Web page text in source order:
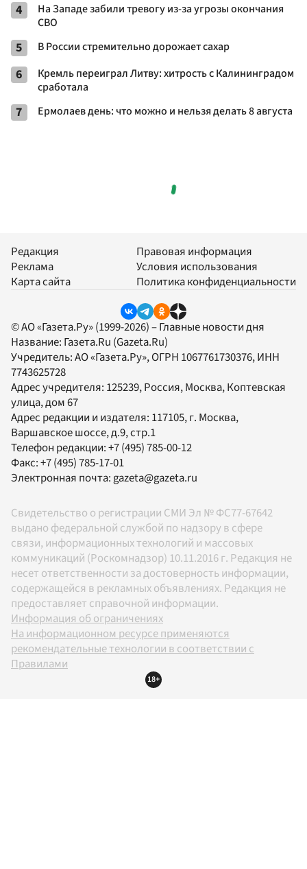
4
На Западе забили тревогу из-за угрозы окончания
СВО
5 В России стремительно дорожает сахар
6
Кремль переиграл Литву: хитрость с Калининградом
сработала
7 Ермолаев день: что можно и нельзя делать 8 августа
Редакция
Реклама
Карта сайта
Правовая информация
Условия использования
Политика конфиденциальности
© АО «Газета.Ру» (1999-2026) – Главные новости дня
Название: Газета.Ru (Gazeta.Ru)
Учредитель:АО «Газета.Ру», ОГРН 1067761730376, ИНН
7743625728
Адрес учредителя: 125239, Россия, Москва, Коптевская
улица, дом 67
Адрес редакции и издателя: 117105, г. Москва,
Варшавское шоссе, д.9, стр.1
Телефон редакции:+7 (495) 785-00-12
Факс:+7 (495) 785-17-01
Электронная почта:gazeta@gazeta.ru
Свидетельство о регистрации СМИ Эл № ФС77-67642
выдано федеральной службой по надзору в сфере
связи, информационных технологий и массовых
коммуникаций (Роскомнадзор) 10.11.2016 г. Редакция не
несет ответственности за достоверность информации,
содержащейся в рекламных объявлениях. Редакция не
предоставляет справочной информации.
Информация об ограничениях
На информационном ресурсе применяются
рекомендательные технологии в соответствии с
Правилами
18+